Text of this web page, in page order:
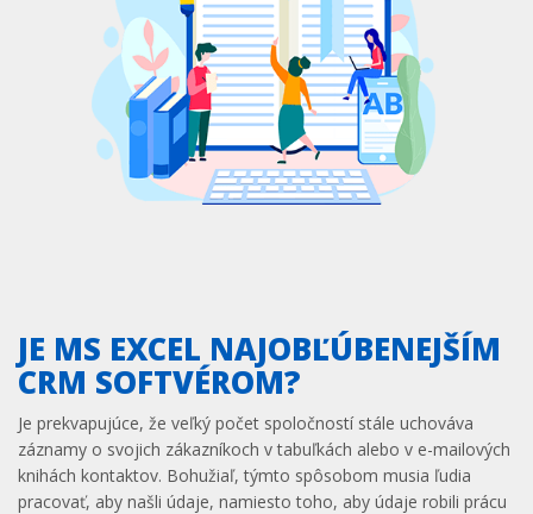
JE MS EXCEL NAJOBĽÚBENEJŠÍM
CRM SOFTVÉROM?
Je prekvapujúce, že veľký počet spoločností stále uchováva
záznamy o svojich zákazníkoch v tabuľkách alebo v e-mailových
knihách kontaktov. Bohužiaľ, týmto spôsobom musia ľudia
pracovať, aby našli údaje, namiesto toho, aby údaje robili prácu